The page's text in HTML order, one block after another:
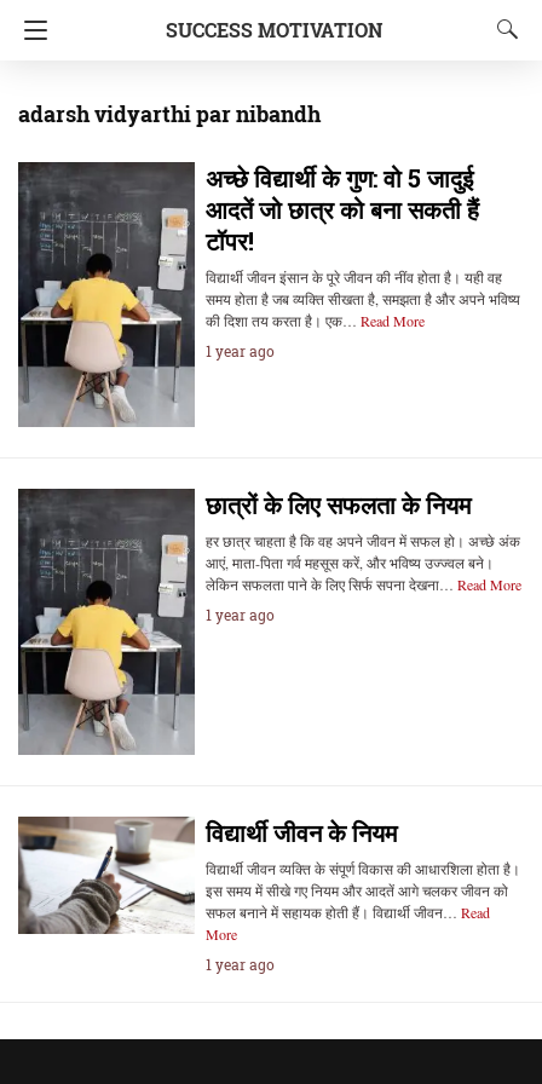
SUCCESS MOTIVATION
adarsh vidyarthi par nibandh
अच्छे विद्यार्थी के गुण: वो 5 जादुई
आदतें जो छात्र को बना सकती हैं
टॉपर!
विद्यार्थी जीवन इंसान के पूरे जीवन की नींव होता है। यही वह
समय होता है जब व्यक्ति सीखता है, समझता है और अपने भविष्य
की दिशा तय करता है। एक… Read More
1 year ago
छात्रों के लिए सफलता के नियम
हर छात्र चाहता है कि वह अपने जीवन में सफल हो। अच्छे अंक
आएं, माता-पिता गर्व महसूस करें, और भविष्य उज्ज्वल बने।
लेकिन सफलता पाने के लिए सिर्फ सपना देखना… Read More
1 year ago
विद्यार्थी जीवन के नियम
विद्यार्थी जीवन व्यक्ति के संपूर्ण विकास की आधारशिला होता है।
इस समय में सीखे गए नियम और आदतें आगे चलकर जीवन को
सफल बनाने में सहायक होती हैं। विद्यार्थी जीवन… Read
More
1 year ago